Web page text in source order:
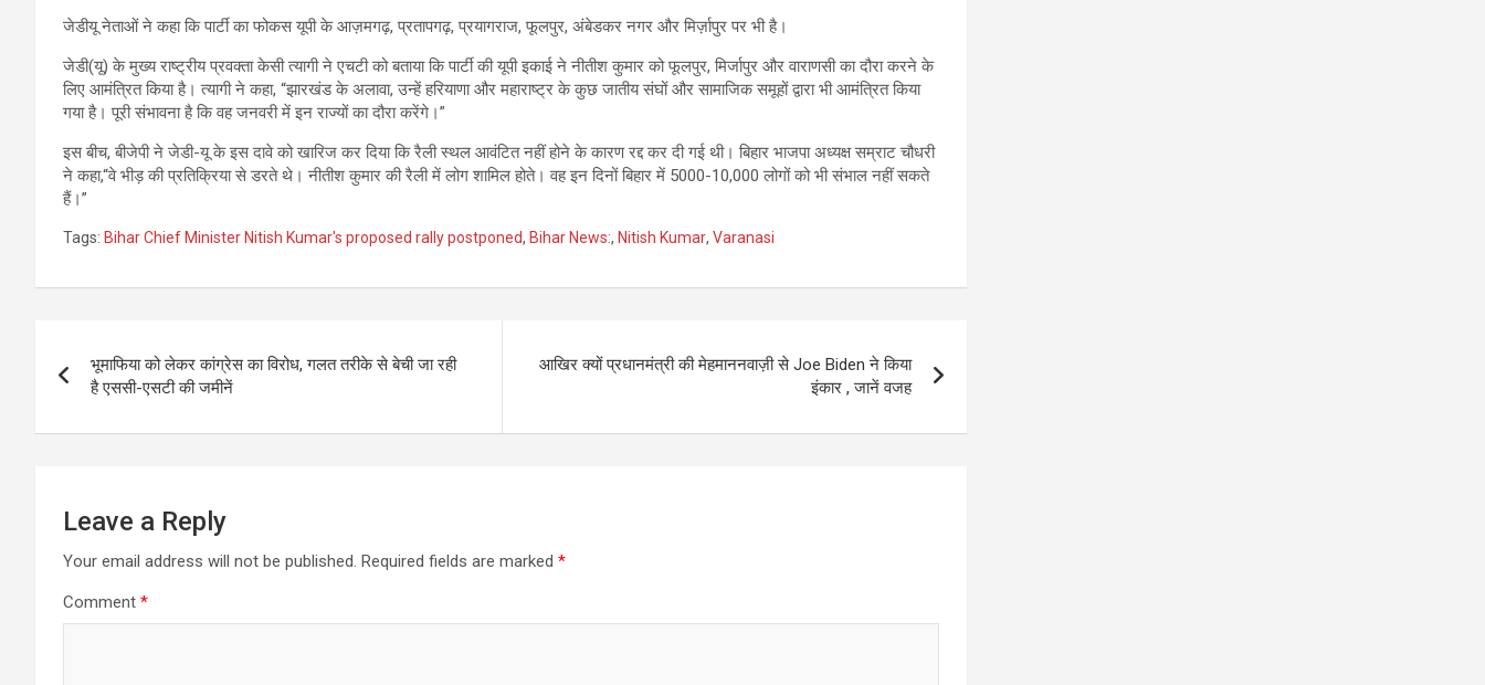
जेडीयू नेताओं ने कहा कि पार्टी का फोकस यूपी के आज़मगढ़, प्रतापगढ़, प्रयागराज, फूलपुर, अंबेडकर नगर और मिर्ज़ापुर पर भी है।
जेडी(यू) के मुख्य राष्ट्रीय प्रवक्ता केसी त्यागी ने एचटी को बताया कि पार्टी की यूपी इकाई ने नीतीश कुमार को फूलपुर, मिर्जापुर और वाराणसी का दौरा करने के
लिए आमंत्रित किया है। त्यागी ने कहा, “झारखंड के अलावा, उन्हें हरियाणा और महाराष्ट्र के कुछ जातीय संघों और सामाजिक समूहों द्वारा भी आमंत्रित किया
गया है। पूरी संभावना है कि वह जनवरी में इन राज्यों का दौरा करेंगे।”
इस बीच, बीजेपी ने जेडी-यू के इस दावे को खारिज कर दिया कि रैली स्थल आवंटित नहीं होने के कारण रद्द कर दी गई थी। बिहार भाजपा अध्यक्ष सम्राट चौधरी
ने कहा,“वे भीड़ की प्रतिक्रिया से डरते थे। नीतीश कुमार की रैली में लोग शामिल होते। वह इन दिनों बिहार में 5000-10,000 लोगों को भी संभाल नहीं सकते
हैं।”
Tags: Bihar Chief Minister Nitish Kumar's proposed rally postponed, Bihar News:, Nitish Kumar, Varanasi
navigation
भूमाफिया को लेकर कांग्रेस का विरोध, गलत तरीके से बेची जा रही
है एससी-एसटी की जमीनें
आखिर क्यों प्रधानमंत्री की मेहमाननवाज़ी से Joe Biden ने किया
इंकार , जानें वजह
Leave a Reply
Your email address will not be published. Required fields are marked *
Comment *